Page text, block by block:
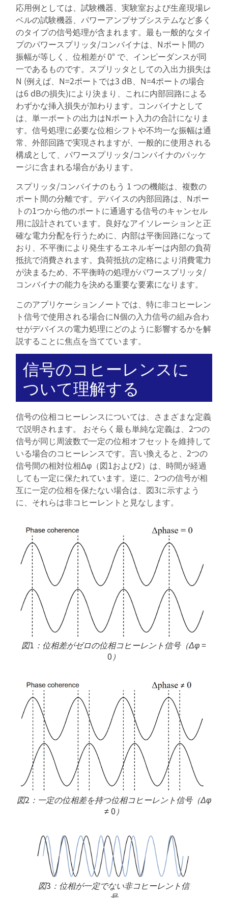
応用例としては、試験機器、実験室および生産現場レ
ベルの試験機器、パワーアンプサブシステムなど多く
のタイプの信号処理が含まれます。最も一般的なタイ
プのパワースプリッタ/コンバイナは、Nポート間の
振幅が等しく、位相差が 0° で、インピーダンスが同
一であるものです。スプリッタとしての入出力損失は
N (例えば、N=2ポートでは3 dB、N=4ポートの場合
は6 dBの損失)により決まり、これに内部回路による
わずかな挿入損失が加わります。コンバイナとして
は、単一ポートの出力はNポート入力の合計になりま
す。信号処理に必要な位相シフトや不均一な振幅は通
常、外部回路で実現されますが、一般的に使用される
構成として、パワースプリッタ/コンバイナのパッケ
ージに含まれる場合があります。
スプリッタ/コンバイナのもう 1 つの機能は、複数の
ポート間の分離です。デバイスの内部回路は、Nポー
トの1つから他のポートに通過する信号のキャンセル
用に設計されています。良好なアイソレーションと正
確な電力分配を行うために、内部は平衡回路になって
おり、不平衡により発生するエネルギーは内部の負荷
抵抗で消費されます。負荷抵抗の定格により消費電力
が決まるため、不平衡時の処理がパワースプリッタ/
コンバイナの能力を決める重要な要素になります。
このアプリケーションノートでは、特に非コヒーレン
ト信号で使用される場合にN個の入力信号の組み合わ
せがデバイスの電力処理にどのように影響するかを解
説することに焦点を当てています。
信号のコヒーレンスに
ついて理解する
信号の位相コヒーレンスについては、さまざまな定義
で説明されます。 おそらく最も単純な定義は、2つの
信号が同じ周波数で一定の位相オフセットを維持して
いる場合のコヒーレンスです。言い換えると、2つの
信号間の相対位相Δφ（図1および2）は、時間が経過
しても一定に保たれています。逆に、2つの信号が相
互に一定の位相を保たない場合は、図3に示すよう
に、それらは非コヒーレントと見なします。
図1：位相差がゼロの位相コヒーレント信号（Δφ =
0）
図2：一定の位相差を持つ位相コヒーレント信号（Δφ
≠ 0）
図3：位相が一定でない非コヒーレント信